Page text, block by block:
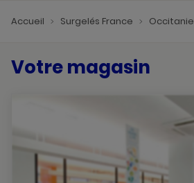
Accueil Surgelés France Occitanie
Votre magasin